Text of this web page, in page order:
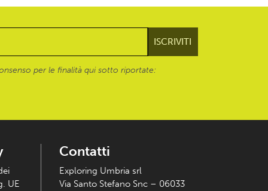
per le finalità qui sotto riportate:
UE
Contatti
Exploring Umbria srl
Via Santo Stefano Snc – 06033